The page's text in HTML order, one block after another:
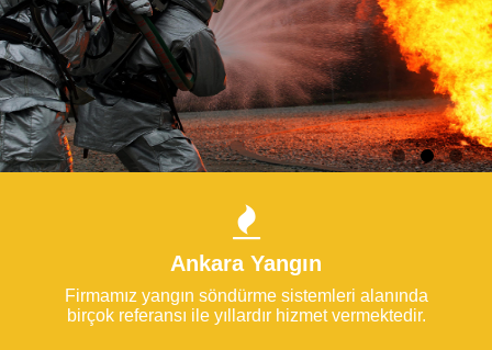
Ankara Yangın
Firmamız yangın söndürme sistemleri alanında
birçok referansı ile yıllardır hizmet vermektedir.